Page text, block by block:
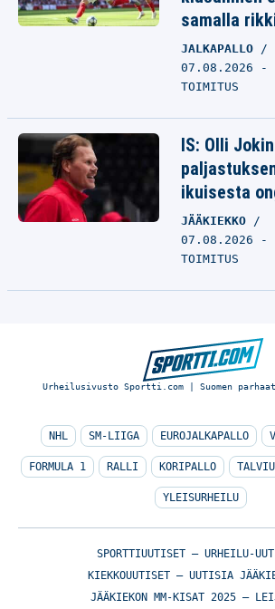
samalla
JALKAPALLO
07.08.2026 -
TOIMITUS
IS: Olli
ikuisesta
JÄÄKIEKKO
07.08.2026 -
TOIMITUS
Urheilusivusto Sportti.com | Suomen
NHL SM-LIIGA EUROJALKAPALLO
FORMULA 1 RALLI KORIPALLO
YLEISURHEILU
SPORTTIUUTISET – URHEILU-
KIEKKOUUTISET – UUTISIA
JÄÄKIEKON MM-KISAT 2025 –